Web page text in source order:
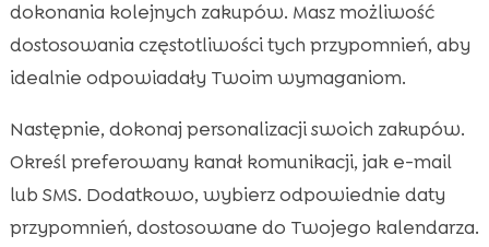
dokonania kolejnych zakupów. Masz możliwość
dostosowania częstotliwości tych przypomnień, aby
idealnie odpowiadały Twoim wymaganiom.
Następnie, dokonaj personalizacji swoich zakupów.
Określ preferowany kanał komunikacji, jak e-mail
lub SMS. Dodatkowo, wybierz odpowiednie daty
przypomnień, dostosowane do Twojego kalendarza.